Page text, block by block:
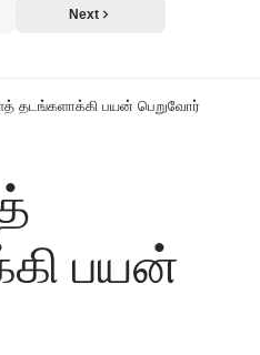
Next
தடங்களாக்கி பயன் பெறுவோர்
பயன்